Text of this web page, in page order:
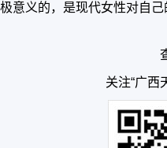
意义的，是现代女性对自
关注“广西